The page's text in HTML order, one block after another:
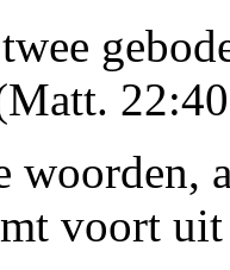
woorden,
voort uit